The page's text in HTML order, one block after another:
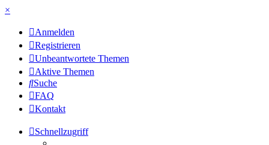
×
Anmelden
Registrieren
Unbeantwortete Themen
Aktive Themen
Suche
FAQ
Kontakt
Schnellzugriff